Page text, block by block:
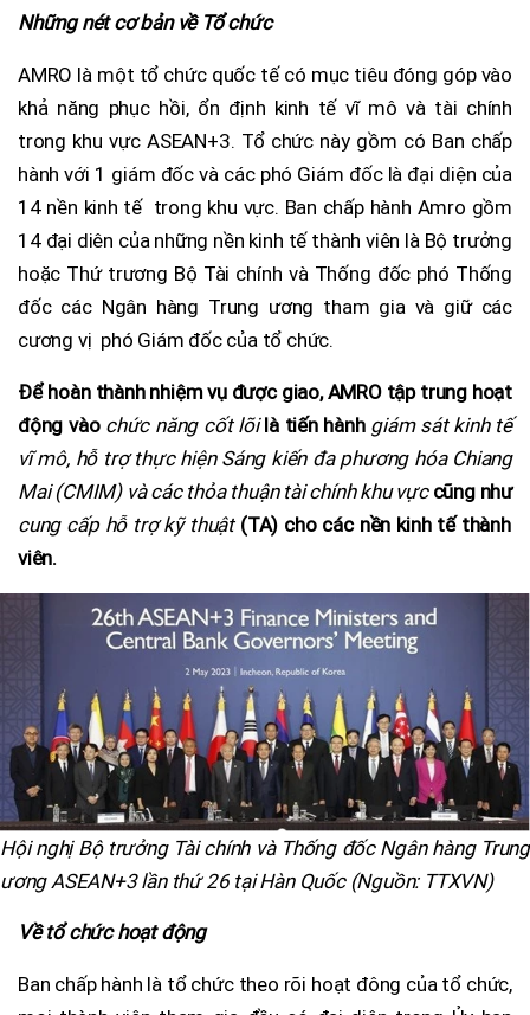
Những nét cơ bản về Tổ chức
AMRO là một tổ chức quốc tế có mục tiêu đóng góp vào
khả năng phục hồi, ổn định kinh tế vĩ mô và tài chính
trong khu vực ASEAN+3. Tổ chức này gồm có Ban chấp
hành với 1 giám đốc và các phó Giám đốc là đại diện của
14 nền kinh tế trong khu vực. Ban chấp hành Amro gồm
14 đại diên của những nền kinh tế thành viên là Bộ trưởng
hoặc Thứ trương Bộ Tài chính và Thống đốc phó Thống
đốc các Ngân hàng Trung ương tham gia và giữ các
cương vị phó Giám đốc của tổ chức.
Để hoàn thành nhiệm vụ được giao, AMRO tập trung hoạt
động vào chức năng cốt lõilà tiến hành giám sát kinh tế
vĩ mô, hỗ trợ thực hiện Sáng kiến đa phương hóa Chiang
Mai (CMIM) và các thỏa thuận tài chính khu vực cũng như
cung cấp hỗ trợ kỹ thuật(TA) cho các nền kinh tế thành
viên.
Hội nghị Bộ trưởng Tài chính và Thống đốc Ngân hàng Trung
ương ASEAN+3 lần thứ 26 tại Hàn Quốc (Nguồn: TTXVN)
Về tổ chức hoạt động
Ban chấp hành là tổ chức theo rõi hoạt đông của tổ chức,